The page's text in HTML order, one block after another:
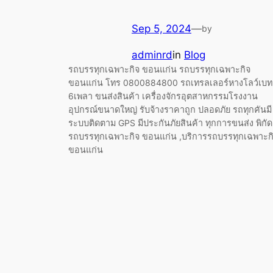
Sep 5, 2024—by
adminrdin Blog
รถบรรทุกเฉพาะกิจ ขอนแก่น รถบรรทุกเฉพาะกิจ
ขอนแก่น โทร 0800884800 รถเทรลเลอร์หางโลว์เบท
6เพลา ขนส่งสินค้า เครื่องจักรอุตสาหกรรมโรงงาน
อุปกรณ์ขนาดใหญ่ รับจ้างราคาถูก ปลอดภัย รถทุกคันมี
ระบบติดตาม GPS มีประกันภัยสินค้า ทุกการขนส่ง พิกัด
รถบรรทุกเฉพาะกิจ ขอนแก่น ,บริการรถบรรทุกเฉพาะ
ขอนแก่น